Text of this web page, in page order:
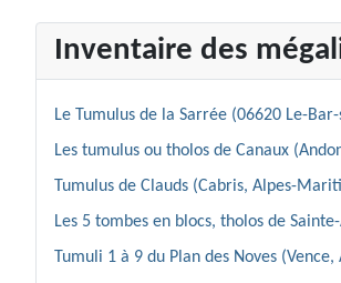
Inventaire des
Le Tumulus de la Sarrée (06620 Le-
Les tumulus ou tholos de Canaux
Tumulus de Clauds (Cabris, Alpes-
Les 5 tombes en blocs, tholos de
Tumuli 1 à 9 du Plan des Noves